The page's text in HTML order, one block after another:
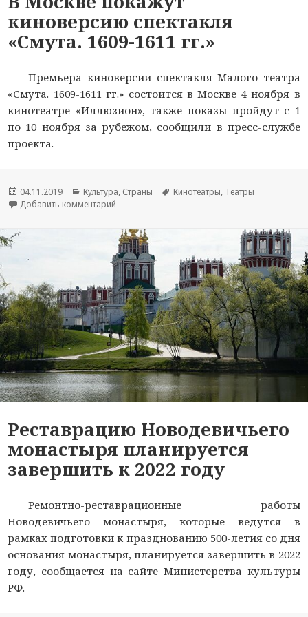
киноверсию спектакля
«Смута. 1609-1611 гг.»
Премьера киноверсии спектакля Малого театра
«Смута. 1609-1611 гг.» состоится в Москве 4 ноября в
кинотеатре «Иллюзион», также показы пройдут с 1
по 10 ноября за рубежом, сообщили в пресс-службе
проекта.
Опубликовано
04.11.2019 Рубрики
Культура, Страны Метки
Кинотеатры, Театры
Добавить комментарий
Реставрацию Новодевичьего
монастыря планируется
завершить к 2022 году
Ремонтно-реставрационные работы
Новодевичьего монастыря, которые ведутся в
рамках подготовки к празднованию 500-летия со дня
основания монастыря, планируется завершить в 2022
году, сообщается на сайте Министерства культуры
РФ.